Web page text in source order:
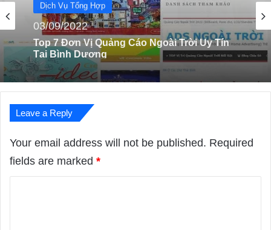
Dịch Vụ Tổng Hợp
28/08/2022
Top 10 Cửa Hàng Uy Tín Mua Chăn Ga Gối
Giá Rẻ Ở Quận 1 và 7
Leave a Reply
Your email address will not be published. Required
fields are marked *